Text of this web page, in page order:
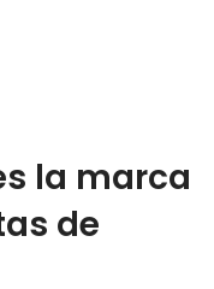
la marca
de